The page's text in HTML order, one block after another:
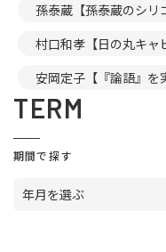
孫泰蔵【孫泰蔵のシリ
村口和孝【日の丸キャ
安岡定子【『論語』を
TERM
期間で探す
年月を選ぶ